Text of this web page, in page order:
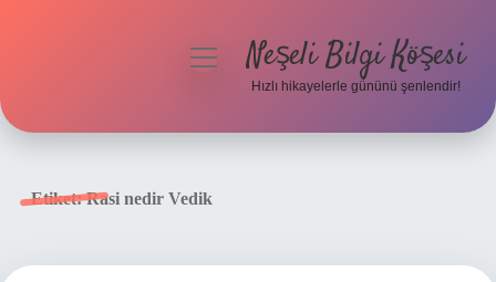
menüyüNeşeli Bilgi Köşesi
Hızlı hikayelerle gününü şenlendir!
Etiket:Rasi nedir Vedik